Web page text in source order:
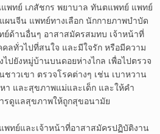
พทย์ เภสัชกร พยาบาล ทันตแพทย์​ แพทย์​
ผนจีน แพทย์​ทางเลือก นักกายภาพบำบัด​
ย์​ด้านอื่นๆ อาสาสมัครสมทบ เจ้าหน้าที่
ลทั่วไปที่สนใจ และมีใจรัก หรือมีความ
ไปยังหมู่บ้านบนดอยห่างไกล เพื่อไปตรวจ
าวเขา ตรวจโรคต่างๆ เช่น เบาหวาน
า และสุขภาพแม่และเด็ก และให้คำ
รดูแลสุขภาพให้ถูกสุขอนามัย
พทย์และเจ้าหน้าที่อาสาสมัครปฏิบัติงาน